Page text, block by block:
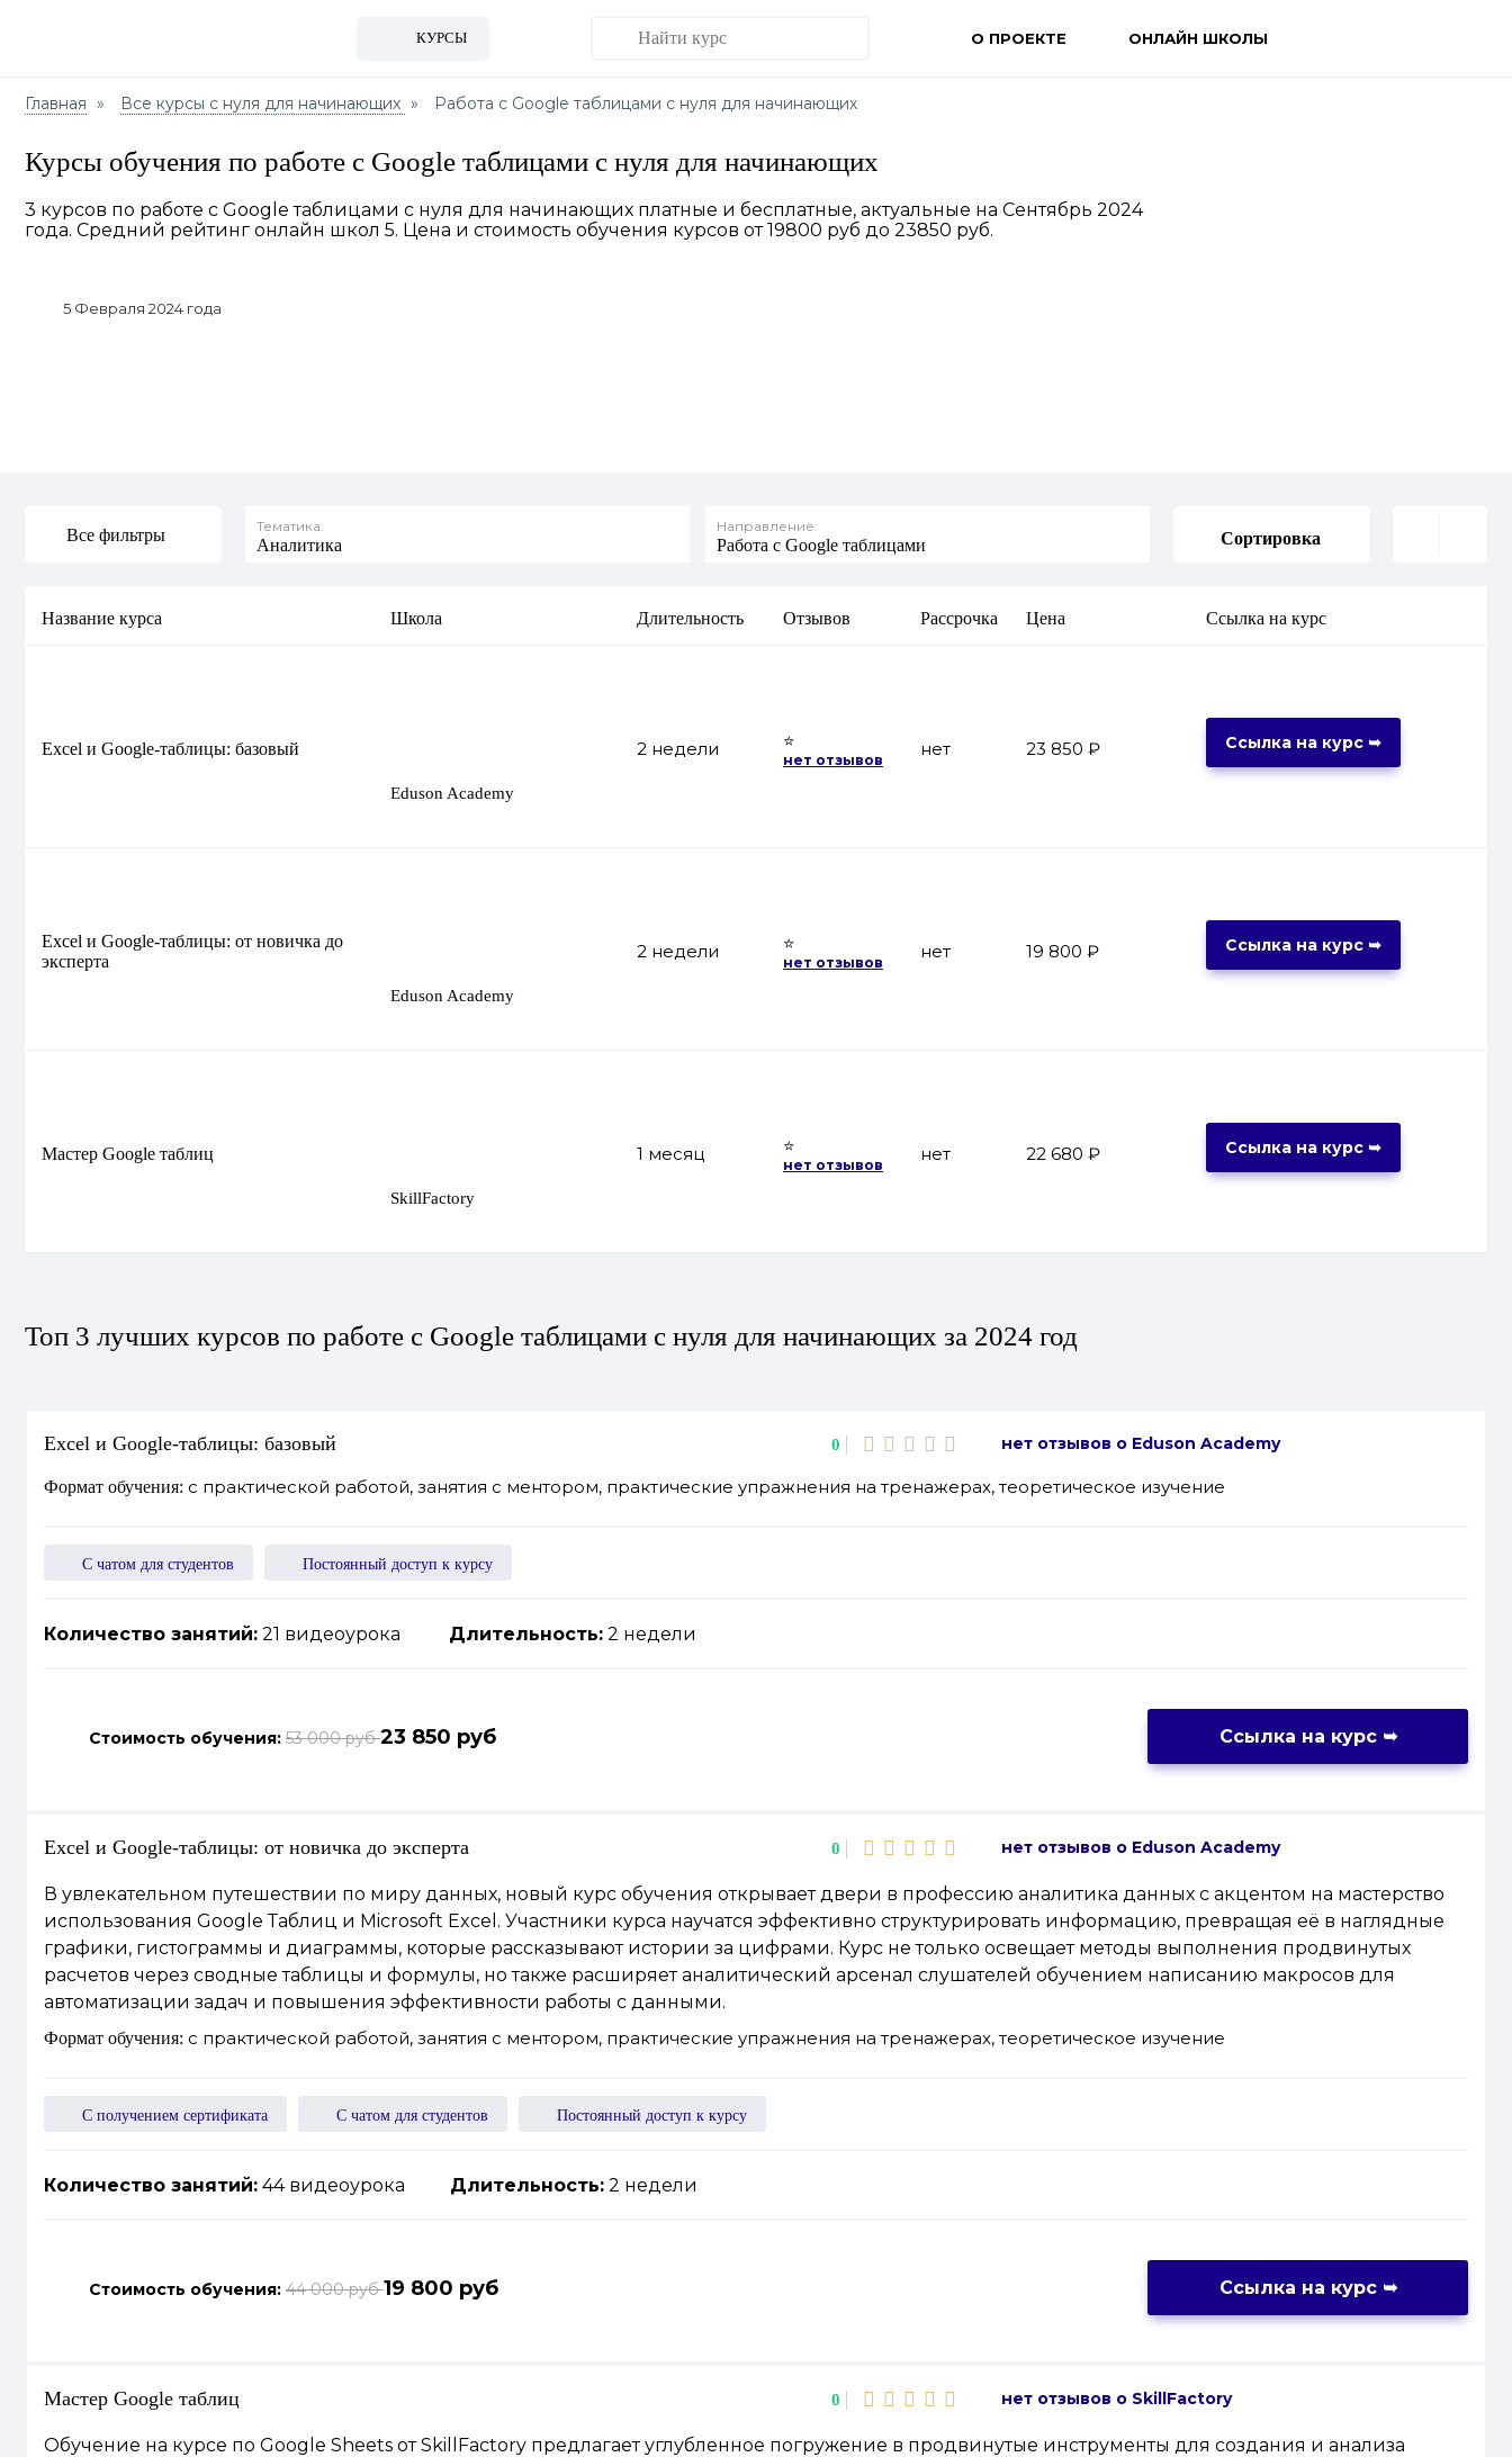
КУРСЫ О ПРОЕКТЕ ОНЛАЙН ШКОЛЫ
Главная Все курсы с нуля для начинающих Работа с Google таблицами с нуля для начинающих
Курсы обучения по работе с Google таблицами с нуля для начинающих
3 курсов по работе с Google таблицами с нуля для начинающих платные и бесплатные, актуальные на Сентябрь 2024
года. Средний рейтинг онлайн школ 5. Цена и стоимость обучения курсов от 19800 руб до 23850 руб.
5 Февраля 2024 года
Все фильтры Тематика:
Аналитика
Направление:
Работа с Google таблицами Сортировка
Название курса Школа Длительность Отзывов Рассрочка Цена Ссылка на курс
Excel и Google-таблицы: базовый
Eduson Academy
2 недели ⭐
нет отзывов
нет 23 850 ₽ Ссылка на курс ➥
Excel и Google-таблицы: от новичка до
эксперта
Eduson Academy
2 недели ⭐
нет отзывов
нет 19 800 ₽ Ссылка на курс ➥
Мастер Google таблиц
SkillFactory
1 месяц ⭐
нет отзывов
нет 22 680 ₽ Ссылка на курс ➥
Топ 3 лучших курсов по работе с Google таблицами с нуля для начинающих за 2024 год
Excel и Google-таблицы: базовый 0 нет отзывов о Eduson Academy
Формат обучения: с практической работой, занятия с ментором, практические упражнения на тренажерах, теоретическое изучение
С чатом для студентов Постоянный доступ к курсу
Количество занятий: 21 видеоурока Длительность: 2 недели
Стоимость обучения: 53 000 руб23 850 руб Ссылка на курс ➥
Excel и Google-таблицы: от новичка до эксперта 0 нет отзывов о Eduson Academy
В увлекательном путешествии по миру данных, новый курс обучения открывает двери в профессию аналитика данных с акцентом на мастерство
использования Google Таблиц и Microsoft Excel. Участники курса научатся эффективно структурировать информацию, превращая её в наглядные
графики, гистограммы и диаграммы, которые рассказывают истории за цифрами. Курс не только освещает методы выполнения продвинутых
расчетов через сводные таблицы и формулы, но также расширяет аналитический арсенал слушателей обучением написанию макросов для
автоматизации задач и повышения эффективности работы с данными.
Формат обучения: с практической работой, занятия с ментором, практические упражнения на тренажерах, теоретическое изучение
С получением сертификата С чатом для студентов Постоянный доступ к курсу
Количество занятий: 44 видеоурока Длительность: 2 недели
Стоимость обучения: 44 000 руб19 800 руб Ссылка на курс ➥
Мастер Google таблиц 0 нет отзывов о SkillFactory
Обучение на курсе по Google Sheets от SkillFactory предлагает углубленное погружение в продвинутые инструменты для создания и анализа